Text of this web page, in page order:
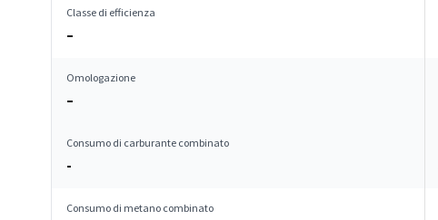
Classe di efficienza
–
Omologazione
–
Consumo di carburante combinato
-
Consumo di metano combinato